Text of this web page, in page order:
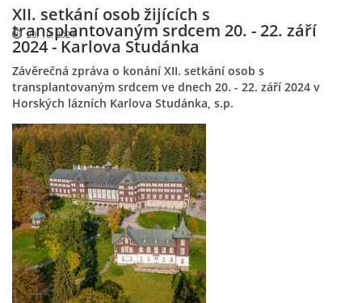
O NÁS
AKTUALITY
OZ DAR ŽIVOTA
AKTIVITY
NAPSALI O NÁS
OCENĚNÍ
XII. setkání osob žijících s
transplantovaným srdcem 20. - 22. září
2024 - Karlova Studánka
Závěrečná zpráva o konání XII. setkání osob s
transplantovaným srdcem ve dnech 20. - 22. září 2024 v
Horských lázních Karlova Studánka, s.p.
23. 10. 2024